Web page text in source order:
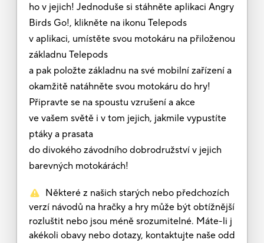
ho v jejich! Jednoduše si stáhněte aplikaci Angry
Birds Go!, klikněte na ikonu Telepods
v aplikaci, umístěte svou motokáru na přiloženou
základnu Telepods
a pak položte základnu na své mobilní zařízení a
okamžitě natáhněte svou motokáru do hry!
Připravte se na spoustu vzrušení a akce
ve vašem světě i v tom jejich, jakmile vypustíte
ptáky a prasata
do divokého závodního dobrodružství v jejich
barevných motokárách!
Některé z našich starých nebo předchozích
verzí návodů na hračky a hry může být obtížnější
rozluštit nebo jsou méně srozumitelné. Máte-li j
akékoli obavy nebo dotazy, kontaktujte naše odd